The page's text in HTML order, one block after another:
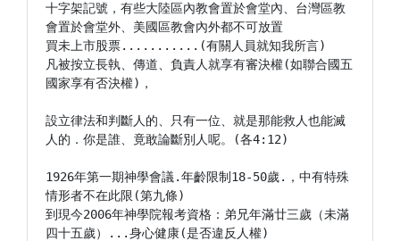
十字架記號，有些大陸區內教會置於會堂內、台灣區教
會置於會堂外、美國區教會內外都不可放置
買未上市股票...........(有關人員就知我所言)
凡被按立長執、傳道、負責人就享有審決權(如聯合國五
國家享有否決權)，
設立律法和判斷人的、只有一位、就是那能救人也能滅
人的．你是誰、竟敢論斷別人呢。(各4:12)
1926年第一期神學會議.年齡限制18-50歲.，中有特殊
情形者不在此限(第九條)
到現今2006年神學院報考資格：弟兄年滿廿三歲（未滿
四十五歲）...身心健康(是否違反人權)